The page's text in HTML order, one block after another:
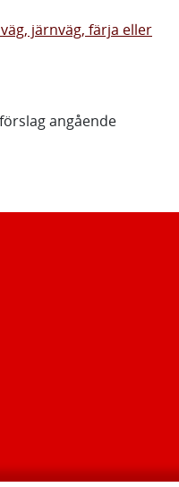
järnväg, färja eller
angående